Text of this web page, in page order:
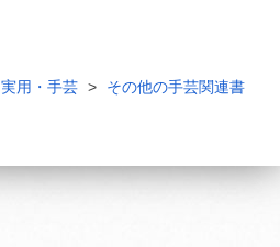
実用・手芸 その他の手芸関連書